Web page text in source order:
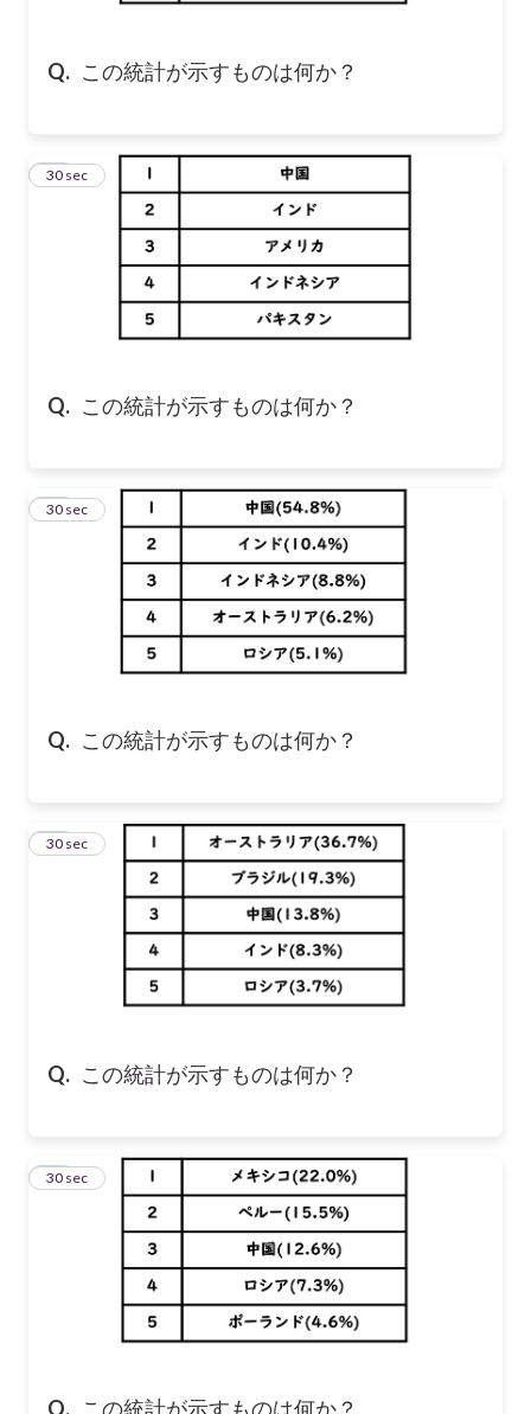
Q. この統計が示すものは何か？
Q. この統計が示すものは何か？
12
30 sec
Q. この統計が示すものは何か？
13
30 sec
Q. この統計が示すものは何か？
14
30 sec
Q. この統計が示すものは何か？
15
30 sec